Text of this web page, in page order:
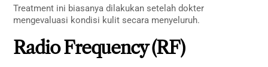
Treatment ini biasanya dilakukan setelah dokter
mengevaluasi kondisi kulit secara menyeluruh.
Radio Frequency (RF)